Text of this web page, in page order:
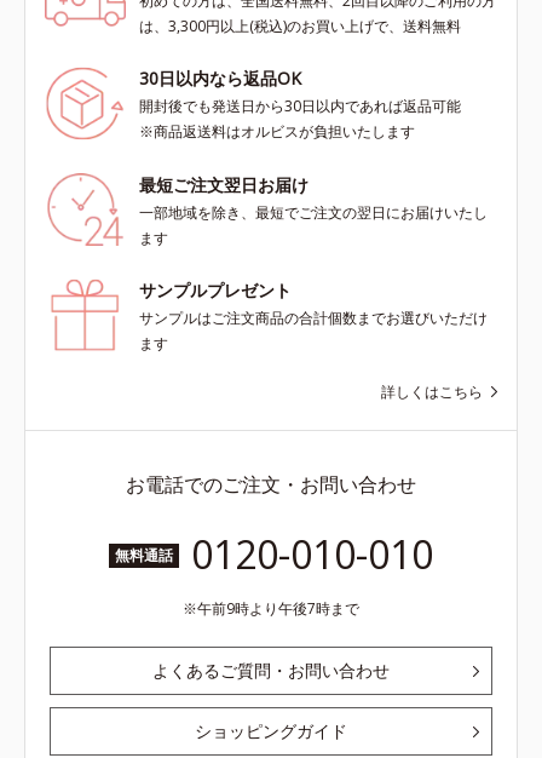
は、3,300円以上(税込)のお買い上げで、送料無料
30日以内なら返品OK
開封後でも発送日から30日以内であれば返品可能
※商品返送料はオルビスが負担いたします
最短ご注文翌日お届け
一部地域を除き、最短でご注文の翌日にお届けいたし
ます
サンプルプレゼント
サンプルはご注文商品の合計個数までお選びいただけ
ます
詳しくはこちら
お電話でのご注文・お問い合わせ
無料通話 0120-010-010
午前9時より午後7時まで
よくあるご質問・お問い合わせ
ショッピングガイド